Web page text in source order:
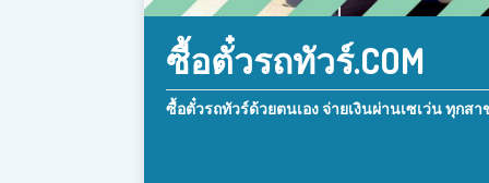
ซื้อตั๋วรถทัวร์.COM
ซื้อตั๋วรถทัวร์ด้วยตนเอง จ่ายเงินผ่านเซเว่น ทุกสา